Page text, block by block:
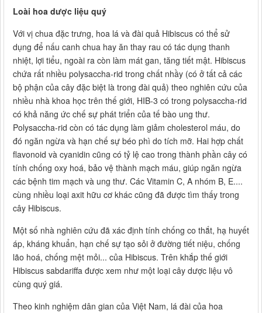
Loài hoa dược liệu quý
Với vị chua đặc trưng, hoa lá và đài quả Hibiscus có thể sử
dụng để nấu canh chua hay ăn thay rau có tác dụng thanh
nhiệt, lợi tiểu, ngoài ra còn làm mát gan, tăng tiết mật. Hibiscus
chứa rất nhiều polysaccha-rid trong chất nhầy (có ở tất cả các
bộ phận của cây đặc biệt là trong đài quả) theo nghiên cứu của
nhiều nhà khoa học trên thế giới, HIB-3 có trong polysaccha-rid
có khả năng ức chế sự phát triển của tế bào ung thư.
Polysaccha-rid còn có tác dụng làm giảm cholesterol máu, do
đó ngăn ngừa và hạn chế sự béo phì do tích mỡ. Hai hợp chất
flavonoid và cyanidin cũng có tỷ lệ cao trong thành phần cây có
tính chống oxy hoá, bảo vệ thành mạch máu, giúp ngăn ngừa
các bệnh tim mạch và ung thư. Các Vitamin C, A nhóm B, E....
cùng nhiều loại axit hữu cơ khác cũng đã được tìm thấy trong
cây Hibiscus.
Một số nhà nghiên cứu đã xác định tính chống co thắt, hạ huyết
áp, kháng khuẩn, hạn chế sự tạo sỏi ở đường tiết niệu, chống
lão hoá, chống mệt mỏi... của Hibiscus. Trên khắp thế giới
Hibiscus sabdariffa được xem như một loại cây dược liệu vô
cùng quý giá.
Theo kinh nghiệm dân gian của Việt Nam, lá đài của hoa